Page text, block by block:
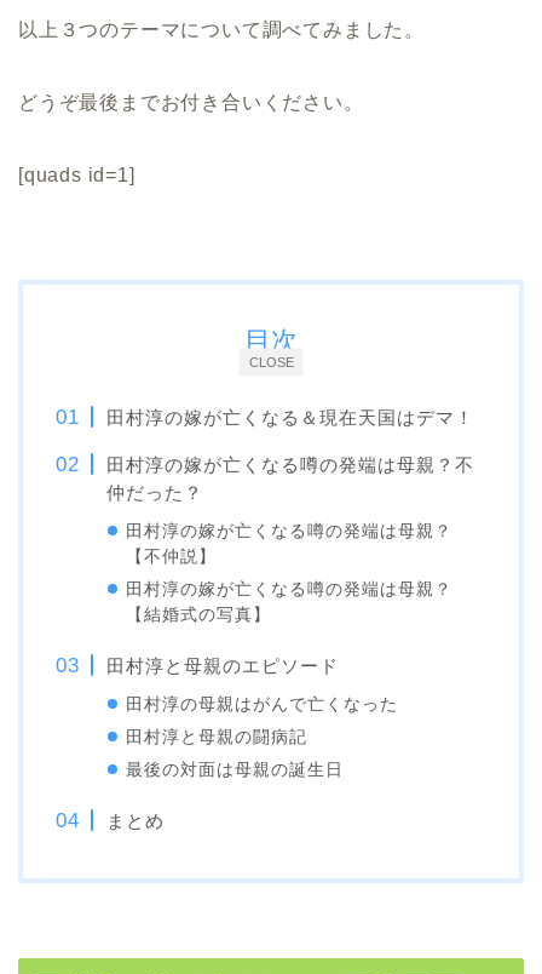
以上３つのテーマについて調べてみました。
どうぞ最後までお付き合いください。
[quads id=1]
CLOSE
目次
田村淳の嫁が亡くなる＆現在天国はデマ！
田村淳の嫁が亡くなる噂の発端は母親？不
仲だった？
田村淳の嫁が亡くなる噂の発端は母親？
【不仲説】
田村淳の嫁が亡くなる噂の発端は母親？
【結婚式の写真】
田村淳と母親のエピソード
田村淳の母親はがんで亡くなった
田村淳と母親の闘病記
最後の対面は母親の誕生日
まとめ